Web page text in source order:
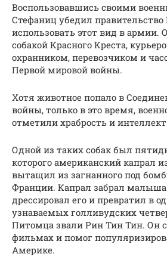
Воспользовавшись своими
Стефаниц убедил
использовать этот вид в армии.
собакой Красного Креста,
охранником, перевозчиком и
Первой мировой войны.
Хотя животное попало в
войны, только в это время,
отметили храбрость и интеллект
Одной из таких собак был
которого американский капрал
вытащил из загнанного под
Франции. Капрал забрал
дрессировал его и превратил в
узнаваемых голливудских
Питомца звали Рин Тин Тин. Он
фильмах и помог
Америке.